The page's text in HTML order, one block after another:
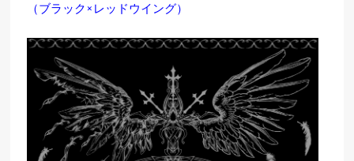
（ブラック×レッドウイング）